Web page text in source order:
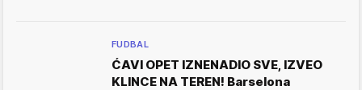
FUDBAL
ĆAVI OPET IZNENADIO SVE, IZVEO
KLINCE NA TEREN! Barselona